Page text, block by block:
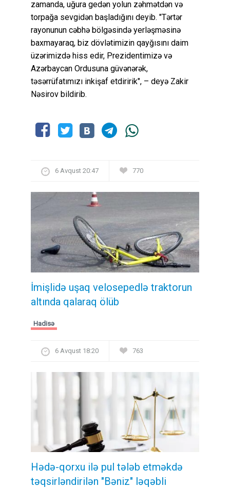
zamanda, uğura gedən yolun zəhmətdən və
torpağa sevgidən başladığını deyib. "Tərtər
rayonunun cəbhə bölgəsində yerləşməsinə
baxmayaraq, biz dövlətimizin qayğısını daim
üzərimizdə hiss edir, Prezidentimizə və
Azərbaycan Ordusuna güvənərək,
təsərrüfatımızı inkişaf etdiririk", – deyə Zakir
Nəsirov bildirib.
6 Avqust 20:47 770
İmişlidə uşaq velosepedlə traktorun
altında qalaraq ölüb
Hadisə
6 Avqust 18:20 763
Hədə-qorxu ilə pul tələb etməkdə
təqsirləndirilən "Bəniz" ləqəbli